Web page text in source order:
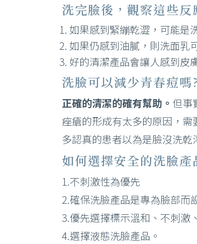
洗完臉後，觀察這些反
如果感到緊繃乾澀，可能是
如果仍感到油膩，則洗面乳
好的清潔產品會讓人感到皮
洗臉可以減少青春痘嗎?
正確的清潔的確有幫助。 但事
痤瘡的形成有太多的原因，
多認真的患者以為是臉沒洗
如何選擇安全的洗臉產
1.不刺激性為優先
2.確保洗臉產品是專為臉部而
3.優先選擇標示溫和、不刺激
4.選擇液態洗臉產品。